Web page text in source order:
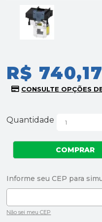
R$ 740,17
Quantidade